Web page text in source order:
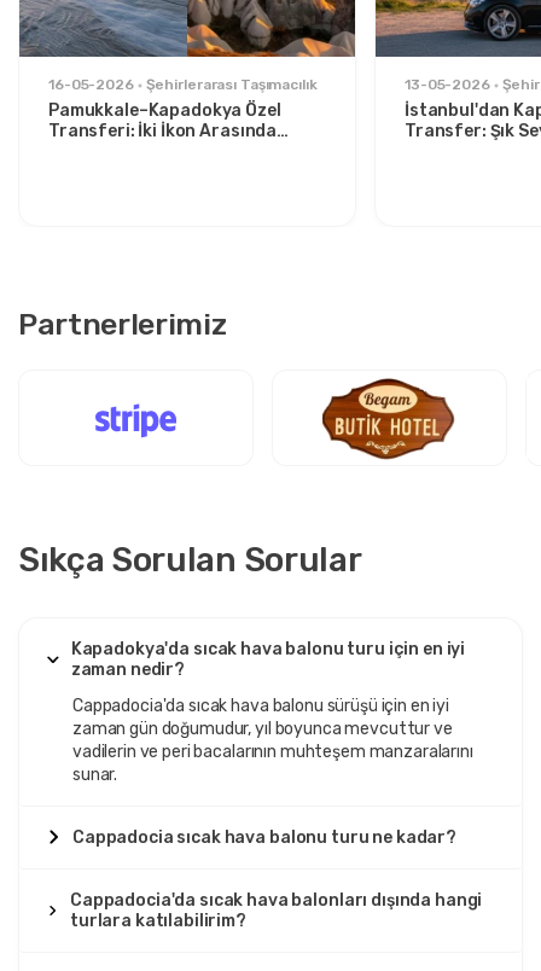
16-05-2026 Şehirlerarası Taşımacılık
Pamukkale–Kapadokya Özel
Transferi: İki İkon Arasında
13-05-2026
İstanbul'dan
Transfer: Şık
Partnerlerimiz
Sıkça Sorulan Sorular
Kapadokya'da sıcak hava balonu turu için en iyi
zaman nedir?
Cappadocia'da sıcak hava balonu sürüşü için en iyi
zaman gün doğumudur, yıl boyunca mevcuttur ve
vadilerin ve peri bacalarının muhteşem manzaralarını
sunar.
Cappadocia sıcak hava balonu turu ne kadar?
Cappadocia'da sıcak hava balonları dışında hangi
turlara katılabilirim?